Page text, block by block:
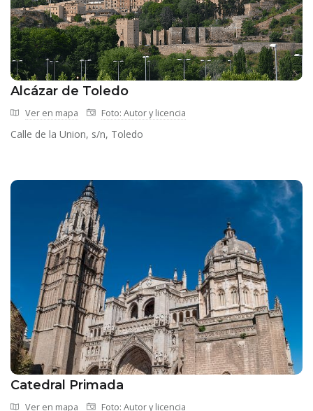
Alcázar de Toledo
Ver en mapa Foto: Autor y licencia
Calle de la Union, s/n, Toledo
Catedral Primada
Ver en mapa Foto: Autor y licencia